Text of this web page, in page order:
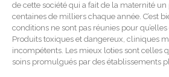
de cette société qui a fait de la maternité
centaines de milliers chaque année. C’est
conditions ne sont pas réunies pour
Produits toxiques et dangereux, cliniques
incompétents. Les mieux loties sont celles
soins promulgués par des établissements